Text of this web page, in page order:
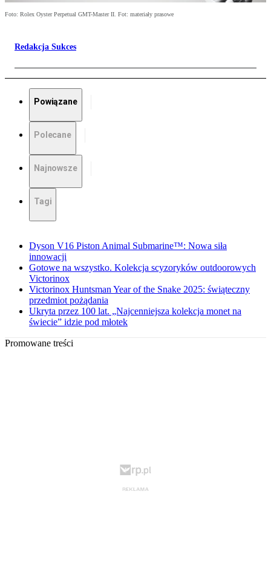
Foto: Rolex Oyster Perpetual GMT-Master II. Fot: materiały prasowe
Redakcja Sukces
Powiązane
Polecane
Najnowsze
Tagi
Dyson V16 Piston Animal Submarine™: Nowa siła
innowacji
Gotowe na wszystko. Kolekcja scyzoryków outdoorowych
Victorinox
Victorinox Huntsman Year of the Snake 2025: świąteczny
przedmiot pożądania
Ukryta przez 100 lat. „Najcenniejsza kolekcja monet na
świecie” idzie pod młotek
Promowane treści